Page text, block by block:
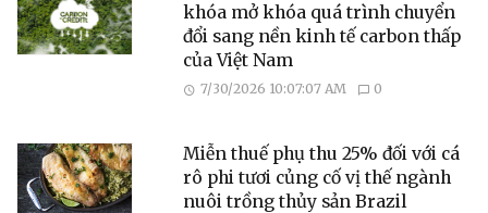
khóa mở khóa quá trình chuyển
đổi sang nền kinh tế carbon thấp
của Việt Nam
7/30/2026 10:07:07 AM 0
Miễn thuế phụ thu 25% đối với cá
rô phi tươi củng cố vị thế ngành
nuôi trồng thủy sản Brazil